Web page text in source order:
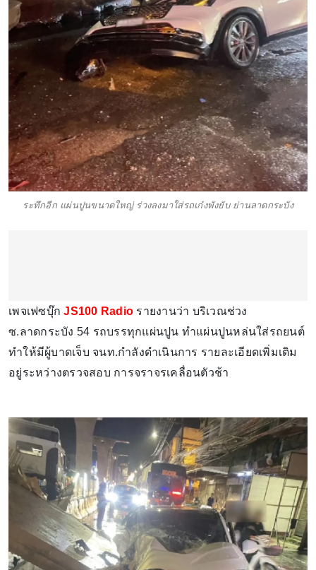
ระทึกอีก แผ่นปูนขนาดใหญ่ ร่วงลงมาใส่รถเก๋งพังยับ ย่านลาดกระบัง
เพจเฟซบุ๊กJS100 Radio รายงานว่า บริเวณช่วง
ซ.ลาดกระบัง 54 รถบรรทุกแผ่นปูน ทำแผ่นปูนหล่นใส่รถยนต์
ทำให้มีผู้บาดเจ็บ จนท.กำลังดำเนินการ รายละเอียดเพิ่มเติม
อยู่ระหว่างตรวจสอบ การจราจรเคลื่อนตัวช้า